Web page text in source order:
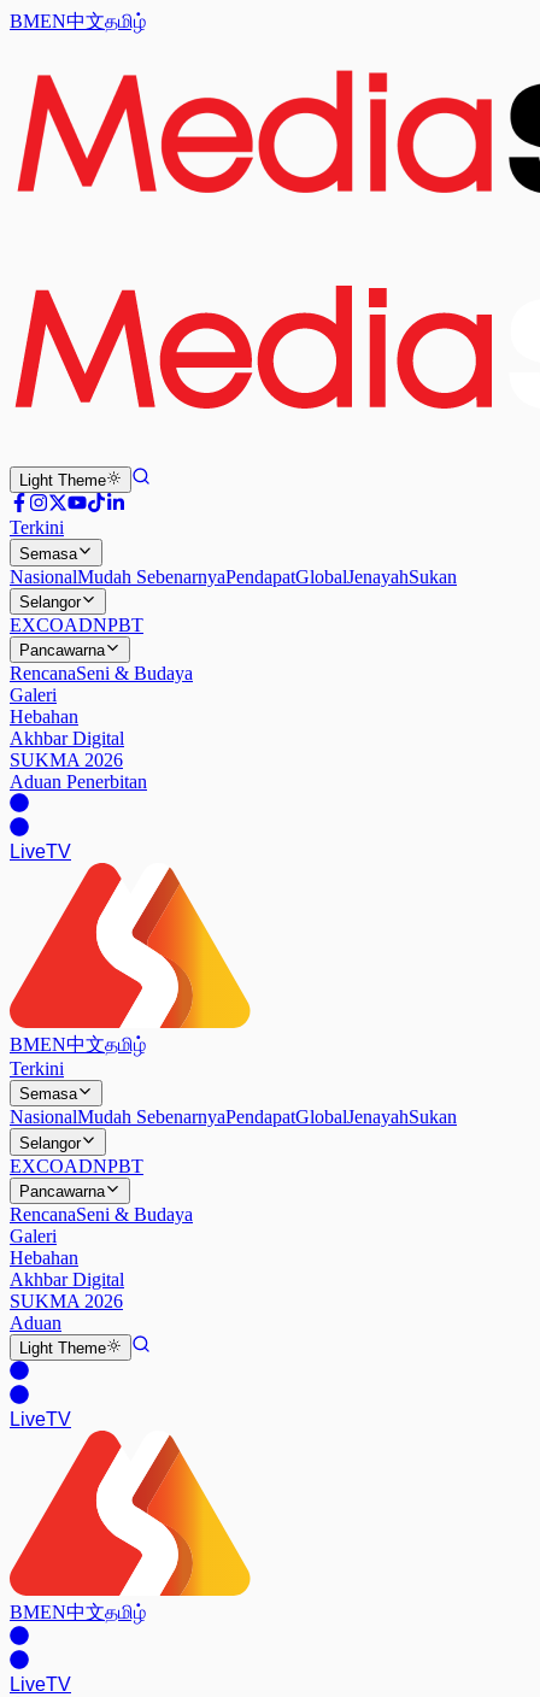
BMEN中文தமிழ்
Light Theme
Terkini
Semasa
NasionalMudah SebenarnyaPendapatGlobalJenayahSukan
Selangor
EXCOADNPBT
Pancawarna
RencanaSeni & Budaya
Galeri
Hebahan
Akhbar Digital
SUKMA 2026
Aduan Penerbitan
LiveTV
BMEN中文தமிழ்
Terkini
Semasa
NasionalMudah SebenarnyaPendapatGlobalJenayahSukan
Selangor
EXCOADNPBT
Pancawarna
RencanaSeni & Budaya
Galeri
Hebahan
Akhbar Digital
SUKMA 2026
Aduan
Light Theme
LiveTV
BMEN中文தமிழ்
LiveTV